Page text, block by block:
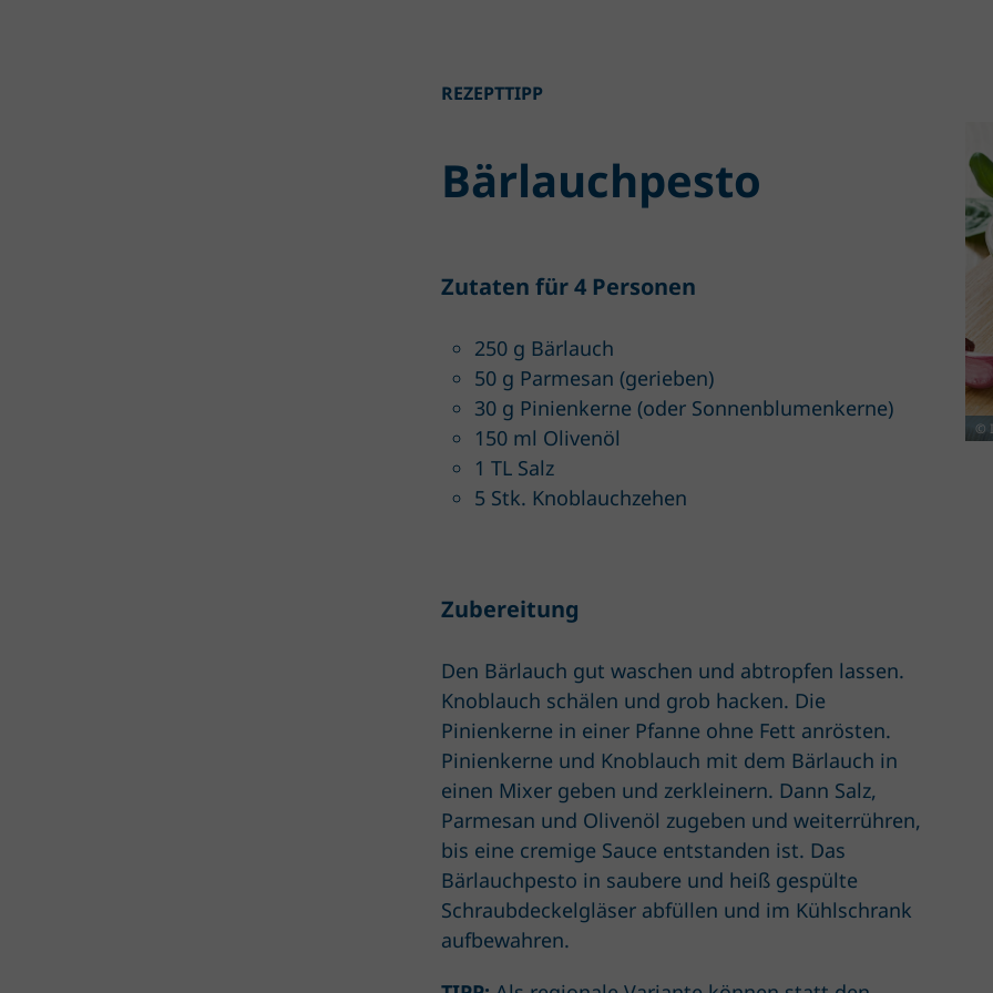
REZEPTTIPP
Bärlauchpesto
Zutaten für 4 Personen
250 g Bärlauch
50 g Parmesan (gerieben)
30 g Pinienkerne (oder Sonnenblumenkerne)
150 ml Olivenöl
1 TL Salz
5 Stk. Knoblauchzehen
Zubereitung
Den Bärlauch gut waschen und abtropfen lassen.
Knoblauch schälen und grob hacken. Die
Pinienkerne in einer Pfanne ohne Fett anrösten.
Pinienkerne und Knoblauch mit dem Bärlauch in
einen Mixer geben und zerkleinern. Dann Salz,
Parmesan und Olivenöl zugeben und weiterrühren,
bis eine cremige Sauce entstanden ist. Das
Bärlauchpesto in saubere und heiß gespülte
Schraubdeckelgläser abfüllen und im Kühlschrank
aufbewahren.
©